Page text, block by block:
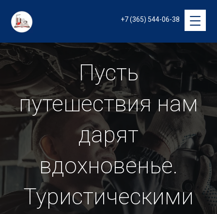
+7 (365) 544-06-38
Пусть
путешествия нам
дарят
вдохновенье.
Туристическими